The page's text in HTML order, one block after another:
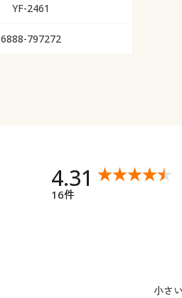
YF-2461
6888-797272
4.31
16件
小さい